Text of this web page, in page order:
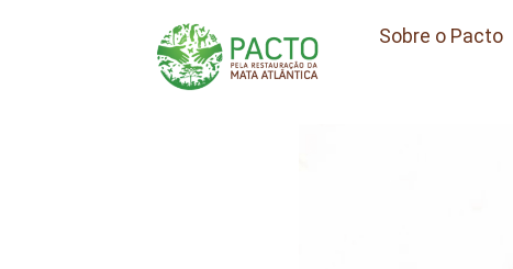
Sobre o Pacto